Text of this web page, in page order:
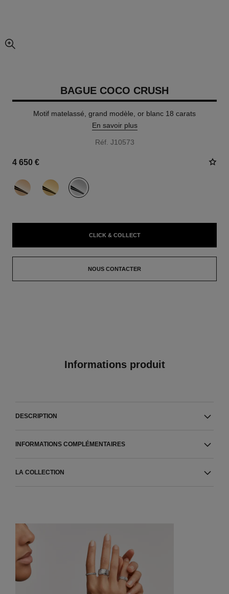
agrandissement
BAGUE COCO CRUSH
Motif matelassé, grand modèle, or blanc 18 carats
En savoir plus
Réf. J10573
4 650 €
variante (3)
CLICK & COLLECT
NOUS CONTACTER
Informations produit
DESCRIPTION
INFORMATIONS COMPLÉMENTAIRES
LA COLLECTION